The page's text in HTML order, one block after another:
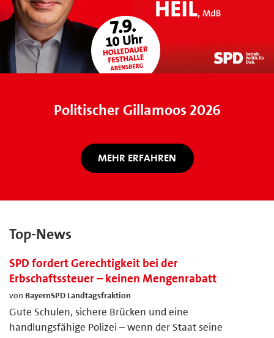
Politischer Gillamoos 2026
MEHR ERFAHREN
Top-News
SPD fordert Gerechtigkeit bei der
Erbschaftssteuer – keinen Mengenrabatt
von BayernSPD Landtagsfraktion
Gute Schulen, sichere Brücken und eine
handlungsfähige Polizei – wenn der Staat seine